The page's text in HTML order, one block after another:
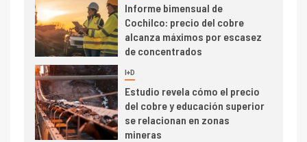
Informe bimensual de
Cochilco: precio del cobre
alcanza máximos por escasez
de concentrados
5 I+D
Estudio revela cómo el precio
del cobre y educación superior
se relacionan en zonas
mineras